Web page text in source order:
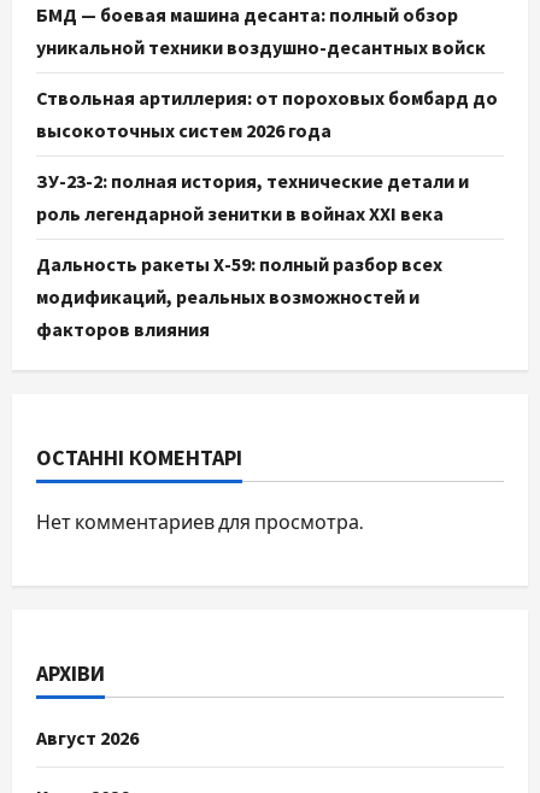
БМД — боевая машина десанта: полный обзор
уникальной техники воздушно-десантных войск
Ствольная артиллерия: от пороховых бомбард до
высокоточных систем 2026 года
ЗУ-23-2: полная история, технические детали и
роль легендарной зенитки в войнах XXI века
Дальность ракеты Х-59: полный разбор всех
модификаций, реальных возможностей и
факторов влияния
ОСТАННІ КОМЕНТАРІ
Нет комментариев для просмотра.
АРХІВИ
Август 2026